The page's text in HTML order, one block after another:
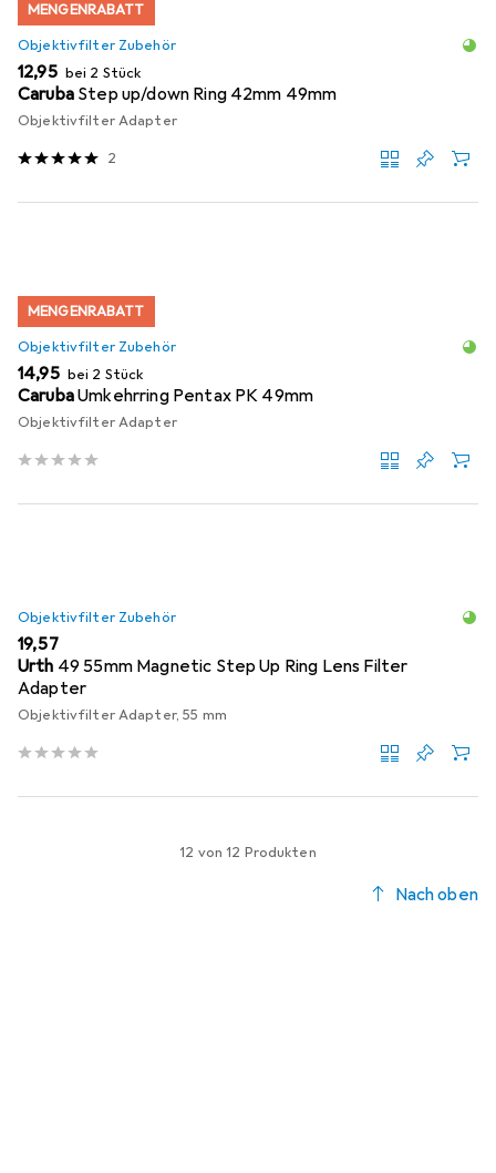
MENGENRABATT
Objektivfilter Zubehör
EUR
12,95 bei 2 Stück
Caruba Step up/down Ring 42mm 49mm
Objektivfilter Adapter
2
MENGENRABATT
Objektivfilter Zubehör
EUR
14,95 bei 2 Stück
CarubaUmkehrring Pentax PK 49mm
Objektivfilter Adapter
Objektivfilter Zubehör
EUR
19,57
Urth 49 55mm Magnetic Step Up Ring Lens Filter
Adapter
Objektivfilter Adapter, 55 mm
12 von 12 Produkten
Nach oben